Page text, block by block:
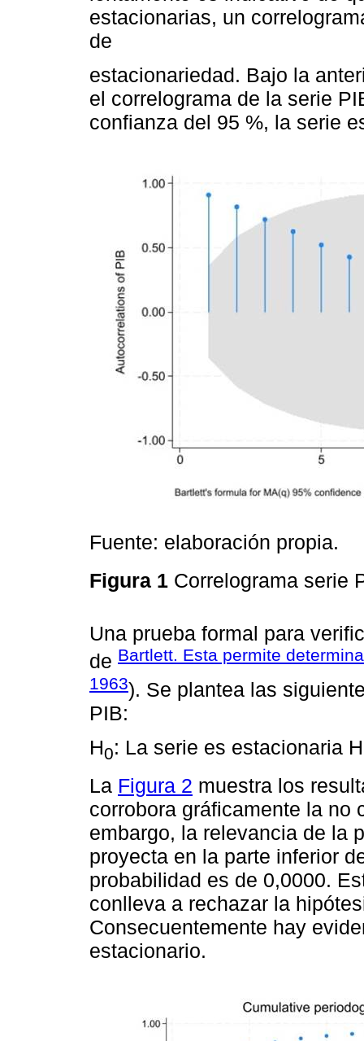
estacionarias, un
de
estacionariedad. Bajo la
el correlograma de la serie
confianza del 95 %, la serie
Fuente: elaboración propia.
Figura 1 Correlograma serie
Una prueba formal para
de Bartlett. Esta permite
1963). Se plantea las
PIB:
H0: La serie es estacionaria H
La Figura 2 muestra los
corrobora gráficamente la no
embargo, la relevancia de la
proyecta en la parte inferior
probabilidad es de 0,0000.
conlleva a rechazar la
Consecuentemente hay
estacionario.